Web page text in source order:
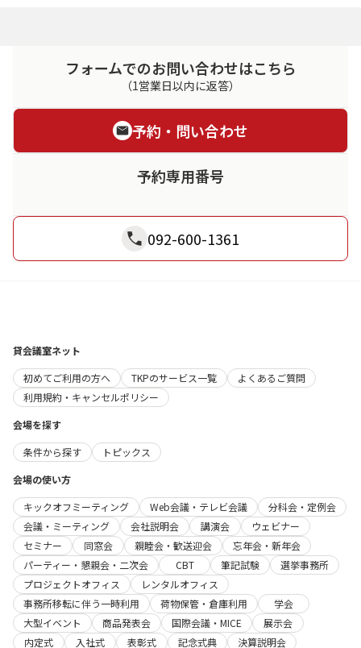
フォームでのお問い合わせはこちら
（1営業日以内に返答）
予約・問い合わせ
予約専用番号
092-600-1361
貸会議室ネット
初めてご利用の方へ
TKPのサービス一覧
よくあるご質問
利用規約・キャンセルポリシー
会場を探す
条件から探す
トピックス
会場の使い方
キックオフミーティング
Web会議・テレビ会議
分科会・定例会
会議・ミーティング
会社説明会 講演会
ウェビナー
セミナー
同窓会 親睦会・歓送迎会
忘年会・新年会
パーティー・懇親会・二次会
CBT 筆記試験
選挙事務所
プロジェクトオフィス
レンタルオフィス
事務所移転に伴う一時利用
荷物保管・倉庫利用
学会
大型イベント
商品発表会 国際会議・MICE
展示会
内定式
入社式 表彰式 記念式典
決算説明会